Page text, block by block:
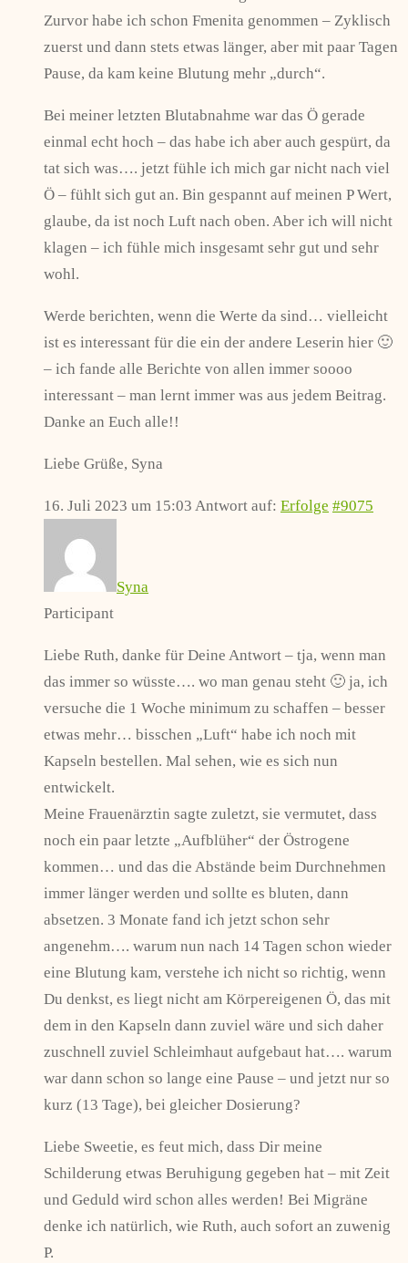
Zurvor habe ich schon Fmenita genommen – Zyklisch
zuerst und dann stets etwas länger, aber mit paar Tagen
Pause, da kam keine Blutung mehr „durch“.
Bei meiner letzten Blutabnahme war das Ö gerade
einmal echt hoch – das habe ich aber auch gespürt, da
tat sich was…. jetzt fühle ich mich gar nicht nach viel
Ö – fühlt sich gut an. Bin gespannt auf meinen P Wert,
glaube, da ist noch Luft nach oben. Aber ich will nicht
klagen – ich fühle mich insgesamt sehr gut und sehr
wohl.
Werde berichten, wenn die Werte da sind… vielleicht
ist es interessant für die ein der andere Leserin hier 🙂
– ich fande alle Berichte von allen immer soooo
interessant – man lernt immer was aus jedem Beitrag.
Danke an Euch alle!!
Liebe Grüße, Syna
16. Juli 2023 um 15:03 Antwort auf: Erfolge #9075
Syna
Participant
Liebe Ruth, danke für Deine Antwort – tja, wenn man
das immer so wüsste…. wo man genau steht 🙂 ja, ich
versuche die 1 Woche minimum zu schaffen – besser
etwas mehr… bisschen „Luft“ habe ich noch mit
Kapseln bestellen. Mal sehen, wie es sich nun
entwickelt.
Meine Frauenärztin sagte zuletzt, sie vermutet, dass
noch ein paar letzte „Aufblüher“ der Östrogene
kommen… und das die Abstände beim Durchnehmen
immer länger werden und sollte es bluten, dann
absetzen. 3 Monate fand ich jetzt schon sehr
angenehm…. warum nun nach 14 Tagen schon wieder
eine Blutung kam, verstehe ich nicht so richtig, wenn
Du denkst, es liegt nicht am Körpereigenen Ö, das mit
dem in den Kapseln dann zuviel wäre und sich daher
zuschnell zuviel Schleimhaut aufgebaut hat…. warum
war dann schon so lange eine Pause – und jetzt nur so
kurz (13 Tage), bei gleicher Dosierung?
Liebe Sweetie, es feut mich, dass Dir meine
Schilderung etwas Beruhigung gegeben hat – mit Zeit
und Geduld wird schon alles werden! Bei Migräne
denke ich natürlich, wie Ruth, auch sofort an zuwenig
P.